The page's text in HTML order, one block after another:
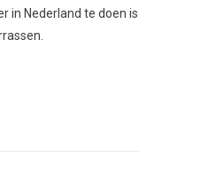
in Nederland te doen is